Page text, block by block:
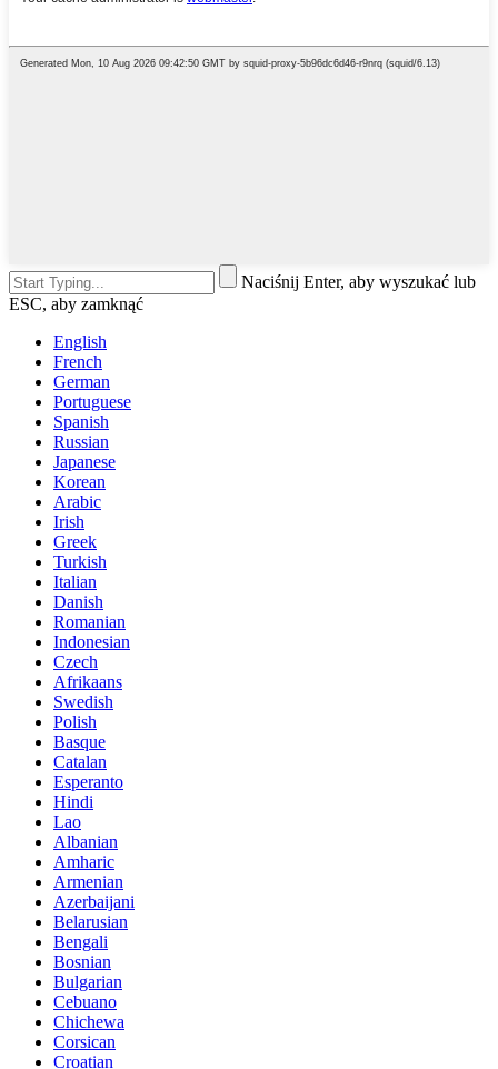
Naciśnij Enter, aby wyszukać lub
ESC, aby zamknąć
English
French
German
Portuguese
Spanish
Russian
Japanese
Korean
Arabic
Irish
Greek
Turkish
Italian
Danish
Romanian
Indonesian
Czech
Afrikaans
Swedish
Polish
Basque
Catalan
Esperanto
Hindi
Lao
Albanian
Amharic
Armenian
Azerbaijani
Belarusian
Bengali
Bosnian
Bulgarian
Cebuano
Chichewa
Corsican
Croatian